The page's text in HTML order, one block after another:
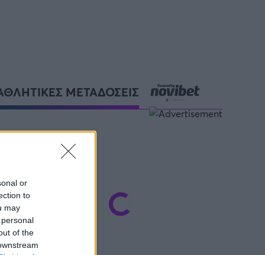
or
to
may
of the
ΜΕΤΑΔΟΣΕΙΣ